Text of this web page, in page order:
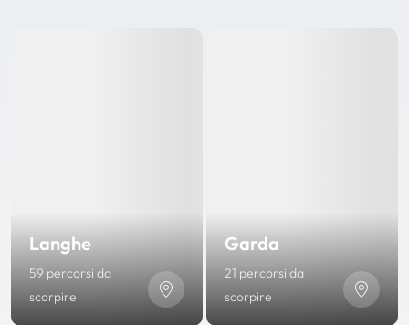
Langhe
59 percorsi da
scorpire
Garda
21 percorsi da
scorpire